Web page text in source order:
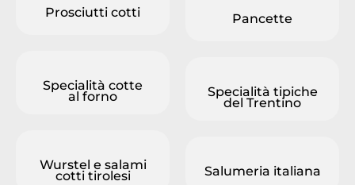
Prosciutti cotti
Specialità cotte
al forno
Wurstel e salami
cotti tirolesi
Pancette
Specialità tipiche
del Trentino
Salumeria italiana